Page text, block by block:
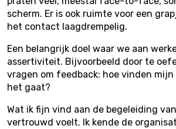
scherm. Er is ook ruimte voor een
het contact laagdrempelig.
Een belangrijk doel waar we aan
assertiviteit. Bijvoorbeeld door te
vragen om feedback: hoe vinden
het gaat?
Wat ik fijn vind aan de begeleiding
vertrouwd voelt. Ik kende de